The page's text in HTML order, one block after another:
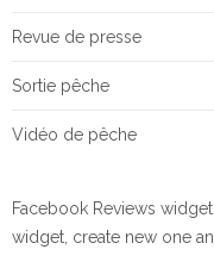
Revue de presse
Sortie pêche
Vidéo de pêche
Facebook Reviews
widget, create new one